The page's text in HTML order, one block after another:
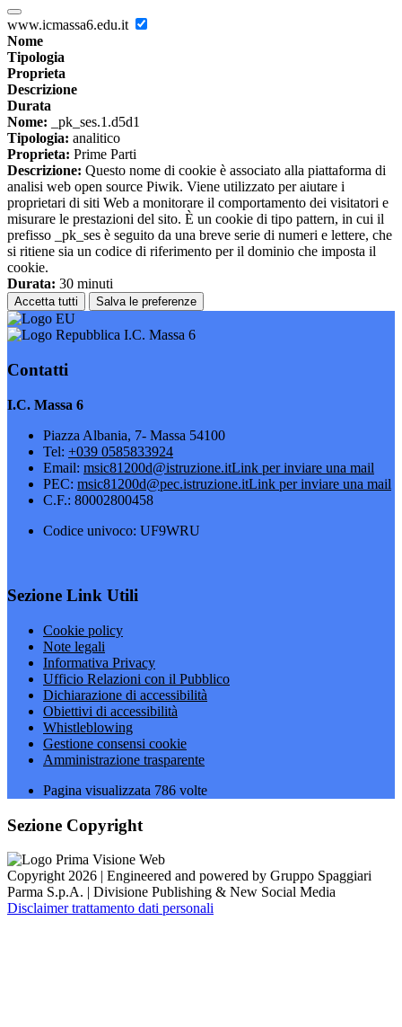
www.icmassa6.edu.it
Nome
Tipologia
Proprieta
Descrizione
Durata
Nome: _pk_ses.1.d5d1
Tipologia: analitico
Proprieta: Prime Parti
Descrizione: Questo nome di cookie è associato alla piattaforma di
analisi web open source Piwik. Viene utilizzato per aiutare i
proprietari di siti Web a monitorare il comportamento dei visitatori e
misurare le prestazioni del sito. È un cookie di tipo pattern, in cui il
prefisso _pk_ses è seguito da una breve serie di numeri e lettere, che
si ritiene sia un codice di riferimento per il dominio che imposta il
cookie.
Durata: 30 minuti
Accetta tutti Salva le preferenze
I.C. Massa 6
Contatti
I.C. Massa 6
Piazza Albania, 7- Massa 54100
Tel: +039 0585833924
Email: msic81200d@istruzione.itLink per inviare una mail
PEC: msic81200d@pec.istruzione.itLink per inviare una mail
C.F.: 80002800458
Codice univoco: UF9WRU
Sezione Link Utili
Cookie policy
Note legali
Informativa Privacy
Ufficio Relazioni con il Pubblico
Dichiarazione di accessibilità
Obiettivi di accessibilità
Whistleblowing
Gestione consensi cookie
Amministrazione trasparente
Pagina visualizzata 786 volte
Sezione Copyright
Copyright 2026 | Engineered and powered by Gruppo Spaggiari
Parma S.p.A. | Divisione Publishing & New Social Media
Disclaimer trattamento dati personali